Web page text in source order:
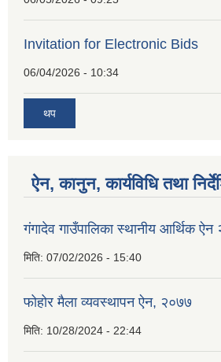
Invitation for Electronic Bids
06/04/2026 - 10:34
थप
ऐन, कानुन, कार्यविधि तथा
गंगादेव गाउँपालिका स्थानीय आर्थिक ऐन
मिति: 07/02/2026 - 15:40
फोहोर मैला व्यवस्थापन ऐन, २०७७
मिति: 10/28/2024 - 22:44